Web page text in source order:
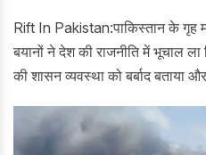
Rift In Pakistan:पाकिस्तान के गृह
बयानों ने देश की राजनीति में भूचाल
की शासन व्यवस्था को बर्बाद बताया